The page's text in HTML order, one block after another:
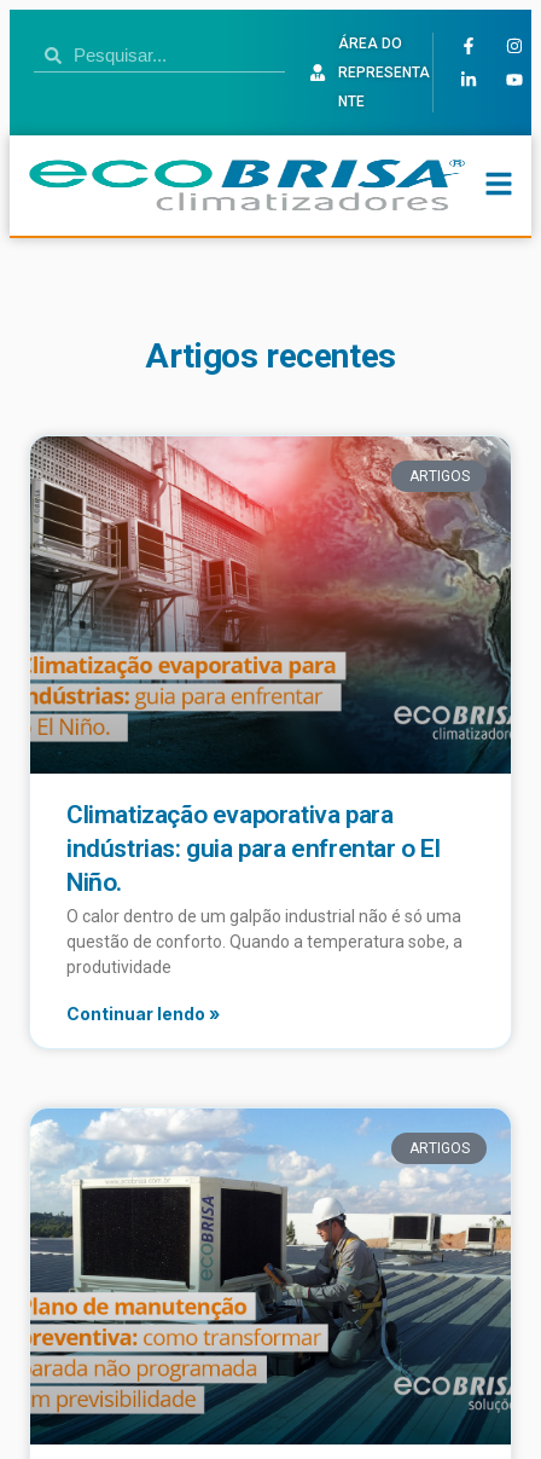
ÁREA DO
REPRESENTA
NTE
Artigos recentes
ARTIGOS
Climatização evaporativa para
indústrias: guia para enfrentar o El
Niño.
O calor dentro de um galpão industrial não é só uma
questão de conforto. Quando a temperatura sobe, a
produtividade
Continuar lendo »
ARTIGOS